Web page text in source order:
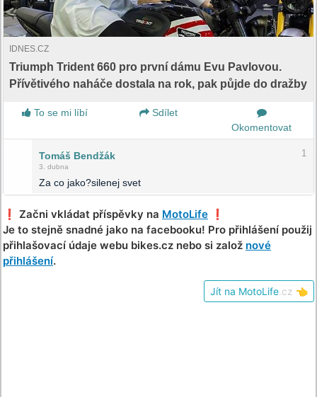
IDNES.CZ
Triumph Trident 660 pro první dámu Evu Pavlovou.
Přívětivého naháče dostala na rok, pak půjde do dražby
To se mi líbí
Sdílet
Okomentovat
Tomáš Bendžák
3. dubna
1
Za co jako?silenej svet
❗️ Začni vkládat příspěvky na MotoLife ❗️
Je to stejně snadné jako na facebooku! Pro přihlášení použij
přihlašovací údaje webu bikes.cz nebo si založ nové
přihlášení.
Jít na MotoLife .cz 👈